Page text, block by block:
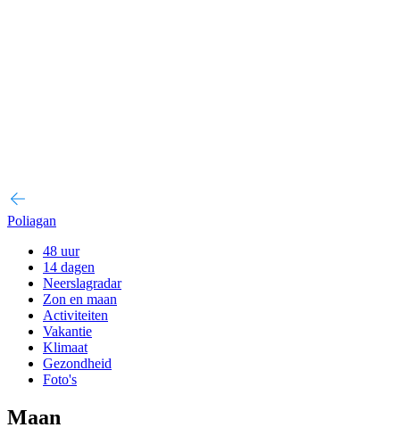
Poliagan
48 uur
14 dagen
Neerslagradar
Zon en maan
Activiteiten
Vakantie
Klimaat
Gezondheid
Foto's
Maan